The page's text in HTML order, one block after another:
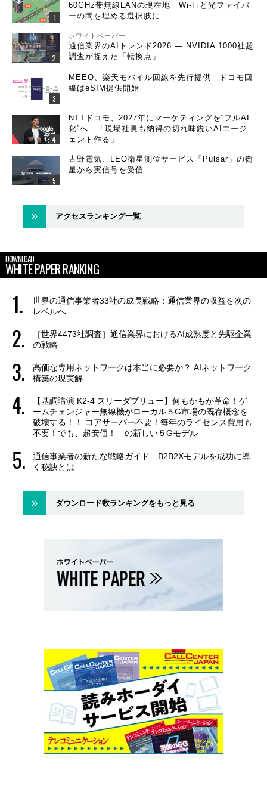
60GHz帯無線LANの現在地 Wi-Fiと光ファイバ
ーの間を埋める選択肢に
ホワイトペーパー
通信業界のAIトレンド2026 ― NVIDIA 1000社超
調査が捉えた「転換点」
MEEQ、楽天モバイル回線を先行提供 ドコモ回
線はeSIM提供開始
NTTドコモ、2027年にマーケティングを“フルAI
化”へ 「現場社員も納得の切れ味鋭いAIエージ
ェント作る」
古野電気、LEO衛星測位サービス「Pulsar」の衛
星から実信号を受信
アクセスランキング一覧
DOWNLOAD
WHITE PAPER RANKING
世界の通信事業者33社の成長戦略：通信業界の収益を次の
レベルへ
［世界4473社調査］通信業界におけるAI成熟度と先駆企業
の戦略
高価な専用ネットワークは本当に必要か？ AIネットワーク
構築の現実解
【基調講演 K2-4 スリーダブリュー】何もかもが革命！ゲ
ームチェンジャー無線機がローカル５G市場の既存概念を
破壊する！！ コアサーバー不要！毎年のライセンス費用も
不要！でも、超安価！ の新しい５Gモデル
通信事業者の新たな戦略ガイド B2B2Xモデルを成功に導
く秘訣とは
ダウンロード数ランキングをもっと見る